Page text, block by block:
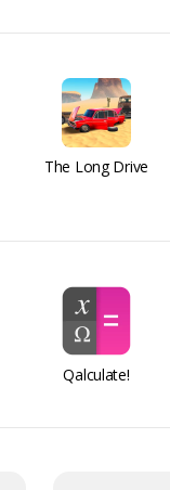
The Long Drive
Qalculate!